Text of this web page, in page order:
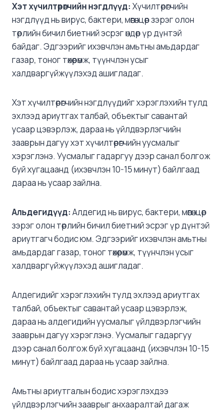
Хэт хүчилтөрөгчийн нэгдлүүд:Хүчилтөрөгчийн
нэгдлүүд нь вирус, бактери, мөөгөнцөр зэрэг олон
төрлийн бичил биетний эсрэг өндөр үр дүнтэй
байдаг. Эдгээрийг ихэвчлэн амьтны амьдардаг
газар, тоног төхөөрөмж, түүнчлэн усыг
халдваргүйжүүлэхэд ашигладаг.
Хэт хүчилтөрөгчийн нэгдлүүдийг хэрэглэхийн тулд
эхлээд ариутгах талбай, объектыг савантай
усаар цэвэрлэж, дараа нь үйлдвэрлэгчийн
зааврын дагуу хэт хүчилтөрөгчийн уусмалыг
хэрэглэнэ. Уусмалыг гадаргуу дээр санал болгож
буй хугацаанд (ихэвчлэн 10-15 минут) байлгаад
дараа нь усаар зайлна.
Альдегидүүд:Алдегид нь вирус, бактери, мөөгөнцөр
зэрэг олон төрлийн бичил биетний эсрэг үр дүнтэй
ариутгагч бодис юм. Эдгээрийг ихэвчлэн амьтны
амьдардаг газар, тоног төхөөрөмж, түүнчлэн усыг
халдваргүйжүүлэхэд ашигладаг.
Алдегидийг хэрэглэхийн тулд эхлээд ариутгах
талбай, объектыг савантай усаар цэвэрлэж,
дараа нь алдегидийн уусмалыг үйлдвэрлэгчийн
зааврын дагуу хэрэглэнэ. Уусмалыг гадаргуу
дээр санал болгож буй хугацаанд (ихэвчлэн 10-15
минут) байлгаад дараа нь усаар зайлна.
Амьтны ариутгалын бодис хэрэглэхдээ
үйлдвэрлэгчийн зааврыг анхааралтай дагаж